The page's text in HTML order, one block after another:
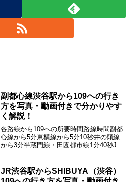
副都心線渋谷駅から109への行き
方を写真・動画付きで分かりやす
く解説！
各路線から109への所要時間路線時間副都
心線から5分東横線から5分10秒井の頭線
から3分半蔵門線・田園都市線1分40秒JR
JR渋谷駅からSHIBUYA（渋谷）